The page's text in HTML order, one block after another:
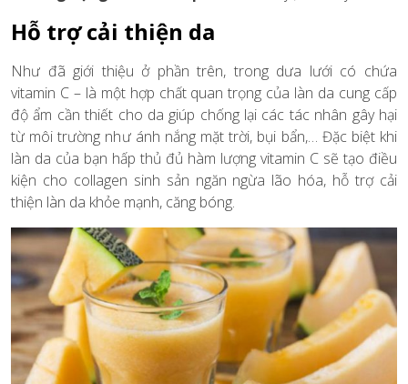
Hỗ trợ cải thiện da
Như đã giới thiệu ở phần trên, trong dưa lưới có chứa
vitamin C – là một hợp chất quan trọng của làn da cung cấp
độ ẩm cần thiết cho da giúp chống lại các tác nhân gây hại
từ môi trường như ánh nắng mặt trời, bụi bẩn,… Đặc biệt khi
làn da của bạn hấp thủ đủ hàm lượng vitamin C sẽ tạo điều
kiện cho collagen sinh sản ngăn ngừa lão hóa, hỗ trợ cải
thiện làn da khỏe mạnh, căng bóng.